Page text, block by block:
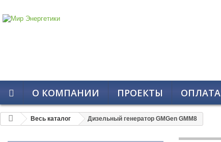
О КОМПАНИИ ПРОЕКТЫ ОПЛАТА
Весь каталог Дизельный генератор GMGen GMM8